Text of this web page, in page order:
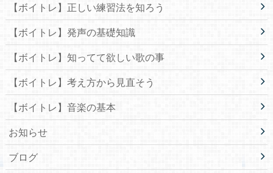
【ボイトレ】正しい練習法を知ろう
【ボイトレ】発声の基礎知識
【ボイトレ】知ってて欲しい歌の事
【ボイトレ】考え方から見直そう
【ボイトレ】音楽の基本
お知らせ
ブログ